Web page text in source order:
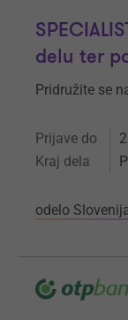
delu ter
Pridružite se
Prijave do
Kraj dela
odelo